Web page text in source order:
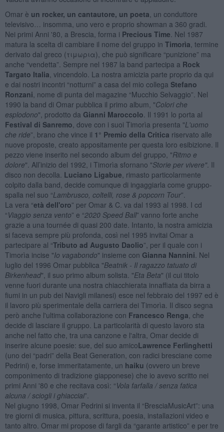
Omar è un rocker, un cantautore, un poeta , un conduttore
televisivo… insomma, uno vero e proprio showman a 360 gradi.
Nei primi Anni '80, a Brescia, forma i Precious Time . Nel 1987
matura la scelta di cambiare il nome del gruppo in Timorìa , termine
derivato dal greco (τιμωρια), che può significare “punizione” ma
anche “vendetta”. Sempre nel 1987 la band partecipa a Rock
Targato Italia , vincendolo. La nostra amicizia parte proprio da qui
e dai nostri incontri “notturni” a casa del mio collega Stefano
Ronzani , nome di punta del magazine “Mucchio Selvaggio”. Nel
1990 la band di Omar pubblica il primo album, "Colori che
esplodono", prodotto da Gianni Maroccolo . Il 1991 lo porta al
Festival di Sanremo , dove con i suoi Timorìa presenta "L'uomo
che ride”, brano che vince il 1° Premio della Critica riservato alle
nuove proposte, creato appositamente per questa loro esibizione. Il
pezzo viene inserito nel secondo album del gruppo, "Ritmo e
dolore". All’inizio del 1992, i Timorìa sfornano "Storie per vivere". Il
disco non decolla. Luciano Ligabue , rimasto particolarmente
colpito dalla band, decide comunque di ingaggiarla come gruppo-
spalla nel suo “Lambrusco, coltelli, rose & popcorn Tour”.
La vera “età dell'oro” per Omar & C. va dal 1993 al 1998. I cd
“Viaggio senza vento” e “2020 Speed Ball” vanno forte anche
grazie a una tournée di quasi 200 date. Intanto, la nostra amicizia
si faceva sempre più profonda, così nel 1995 invitai Omar a
partecipare al “Tributo ad Augusto Daolio”, per il quale con i
Timorìa incise "Io vagabondo" insieme con Gianna Nannini . Nel
luglio del 1996 Omar pubblica "Beatnik - Il ragazzo tatuato di
Birkenhead", il suo primo album solista. "Eta Beta" (il cui titolo
venne fuori durante una nostra chiacchierata innaffiata da birra a
fiumi in un pub dei Navigli milanesi) esce nel febbraio del 1997 ed è
il lavoro più sperimentale della carriera dei Timorìa. Il disco segna
però anche l'ultima collaborazione con Francesco Renga , che
decide di lasciare il gruppo. La particolarità di questo lavoro sta
anche nel fatto che, tra una canzone e l'altra, Omar decide di
inserire alcune poesie: sue, del suo amicoLawrence Ferlinghetti
(uno dei “padri” della Beat Generation, con radici bresciane come
Pedrini) e, forse immeritatamente, un haiku (ovvero un breve
componimento di tradizione giapponese) che io avevo scritto nei
primi Anni '80 e che recitava così: “Vola farfalla / senza fatica
alcuna / sciogli i ghiacciai”.
Nel giugno 1998, Omar Pedrini si inventa il “BresciaMusicArt”: una
tre giorni di musica, pittura, scrittura, poesia, installazioni video e
tanto altro. Omar mi propose di fargli da “garante artistico” e per tre